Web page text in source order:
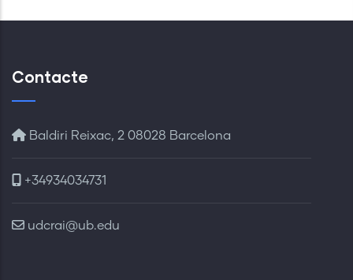
Contacte
Baldiri Reixac, 2 08028 Barcelona
+34934034731
udcrai@ub.edu